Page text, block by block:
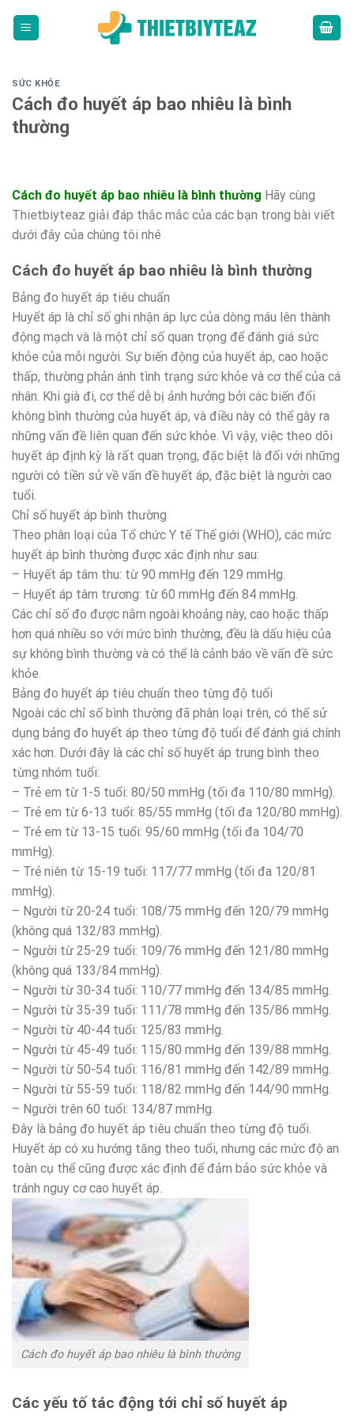
SỨC KHỎE
Cách đo huyết áp bao nhiêu là bình
thường
Cách đo huyết áp bao nhiêu là bình thường Hãy cùng
Thietbiyteaz giải đáp thắc mắc của các bạn trong bài viết
dưới đây của chúng tôi nhé
Cách đo huyết áp bao nhiêu là bình thường
Bảng đo huyết áp tiêu chuẩn
Huyết áp là chỉ số ghi nhận áp lực của dòng máu lên thành
động mạch và là một chỉ số quan trọng để đánh giá sức
khỏe của mỗi người. Sự biến động của huyết áp, cao hoặc
thấp, thường phản ánh tình trạng sức khỏe và cơ thể của cá
nhân. Khi già đi, cơ thể dễ bị ảnh hưởng bởi các biến đổi
không bình thường của huyết áp, và điều này có thể gây ra
những vấn đề liên quan đến sức khỏe. Vì vậy, việc theo dõi
huyết áp định kỳ là rất quan trọng, đặc biệt là đối với những
người có tiền sử về vấn đề huyết áp, đặc biệt là người cao
tuổi.
Chỉ số huyết áp bình thường
Theo phân loại của Tổ chức Y tế Thế giới (WHO), các mức
huyết áp bình thường được xác định như sau:
– Huyết áp tâm thu: từ 90 mmHg đến 129 mmHg.
– Huyết áp tâm trương: từ 60 mmHg đến 84 mmHg.
Các chỉ số đo được nằm ngoài khoảng này, cao hoặc thấp
hơn quá nhiều so với mức bình thường, đều là dấu hiệu của
sự không bình thường và có thể là cảnh báo về vấn đề sức
khỏe.
Bảng đo huyết áp tiêu chuẩn theo từng độ tuổi
Ngoài các chỉ số bình thường đã phân loại trên, có thể sử
dụng bảng đo huyết áp theo từng độ tuổi để đánh giá chính
xác hơn. Dưới đây là các chỉ số huyết áp trung bình theo
từng nhóm tuổi:
– Trẻ em từ 1-5 tuổi: 80/50 mmHg (tối đa 110/80 mmHg).
– Trẻ em từ 6-13 tuổi: 85/55 mmHg (tối đa 120/80 mmHg).
– Trẻ em từ 13-15 tuổi: 95/60 mmHg (tối đa 104/70
mmHg).
– Trẻ niên từ 15-19 tuổi: 117/77 mmHg (tối đa 120/81
mmHg).
– Người từ 20-24 tuổi: 108/75 mmHg đến 120/79 mmHg
(không quá 132/83 mmHg).
– Người từ 25-29 tuổi: 109/76 mmHg đến 121/80 mmHg
(không quá 133/84 mmHg).
– Người từ 30-34 tuổi: 110/77 mmHg đến 134/85 mmHg.
– Người từ 35-39 tuổi: 111/78 mmHg đến 135/86 mmHg.
– Người từ 40-44 tuổi: 125/83 mmHg.
– Người từ 45-49 tuổi: 115/80 mmHg đến 139/88 mmHg.
– Người từ 50-54 tuổi: 116/81 mmHg đến 142/89 mmHg.
– Người từ 55-59 tuổi: 118/82 mmHg đến 144/90 mmHg.
– Người trên 60 tuổi: 134/87 mmHg.
Đây là bảng đo huyết áp tiêu chuẩn theo từng độ tuổi.
Huyết áp có xu hướng tăng theo tuổi, nhưng các mức độ an
toàn cụ thể cũng được xác định để đảm bảo sức khỏe và
tránh nguy cơ cao huyết áp.
Cách đo huyết áp bao nhiêu là bình thường
Các yếu tố tác động tới chỉ số huyết áp